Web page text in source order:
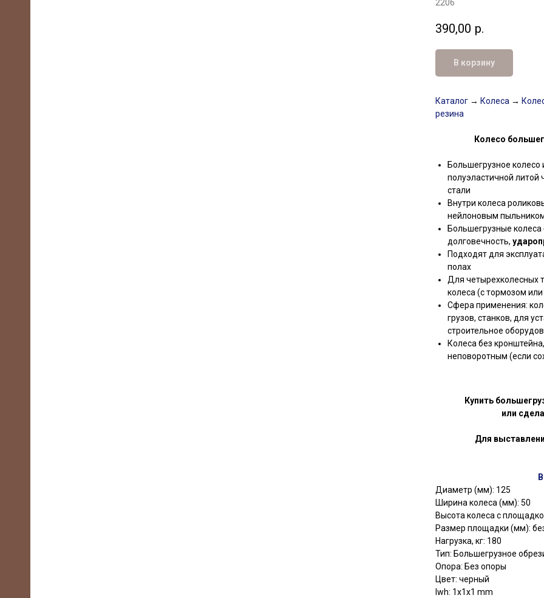
2206
390,00 р.
В корзину
Каталог → Колеса →
резина
Колесо
Большегрузное колесо
полуэластичной
стали
Внутри колеса
нейлоновым
Большегрузные колеса
долговечность,
Подходят для
полах
Для четырехколесных
колеса (с тормозом или
Сфера применения:
грузов, станков, для
строительное
Колеса без
неповоротным (если
Купить
или
Для
Диаметр (мм): 125
Ширина колеса (мм): 50
Высота колеса с
Размер площадки (мм):
Нагрузка, кг: 180
Тип: Большегрузное
Опора: Без опоры
Цвет: черный
lwh: 1x1x1 mm